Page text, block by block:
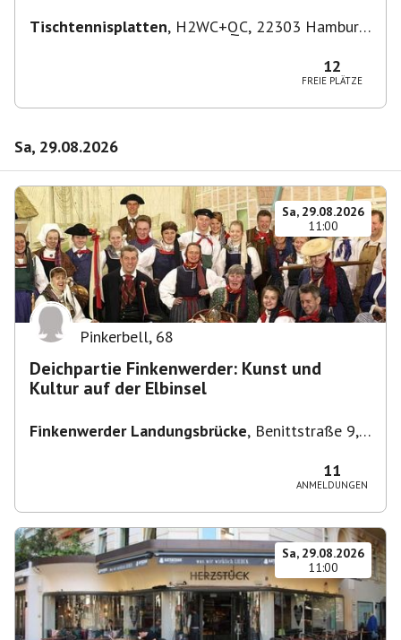
Tischtennisplatten, H2WC+QC, 22303 Hamburg,
12
FREIE PLÄTZE
Sa, 29.08.2026
Sa, 29.08.2026
11:00
Pinkerbell, 68
Deichpartie Finkenwerder: Kunst und
Kultur auf der Elbinsel
Finkenwerder Landungsbrücke, Benittstraße 9,
11
ANMELDUNGEN
Sa, 29.08.2026
11:00